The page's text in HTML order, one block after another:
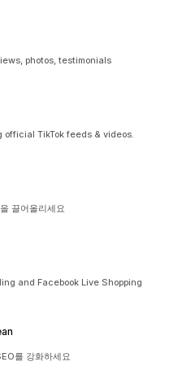
photos, testimonials
official TikTok feeds & videos.
끌어올리세요
and Facebook Live Shopping
를 강화하세요